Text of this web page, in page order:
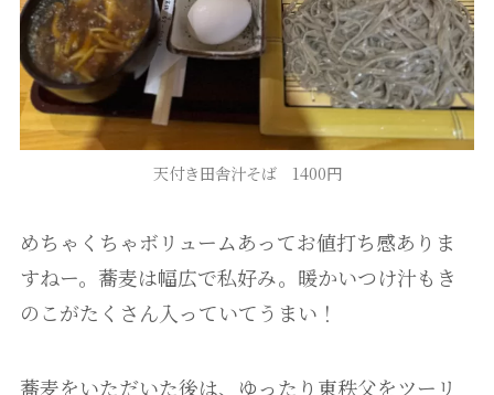
天付き田舎汁そば 1400円
めちゃくちゃボリュームあってお値打ち感ありま
すねー。蕎麦は幅広で私好み。暖かいつけ汁もき
のこがたくさん入っていてうまい！
蕎麦をいただいた後は、ゆったり東秩父をツーリ